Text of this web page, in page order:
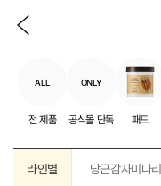
ALL
전 제품
ONLY
공식몰 단독 패드
라인별 당근감자미나리